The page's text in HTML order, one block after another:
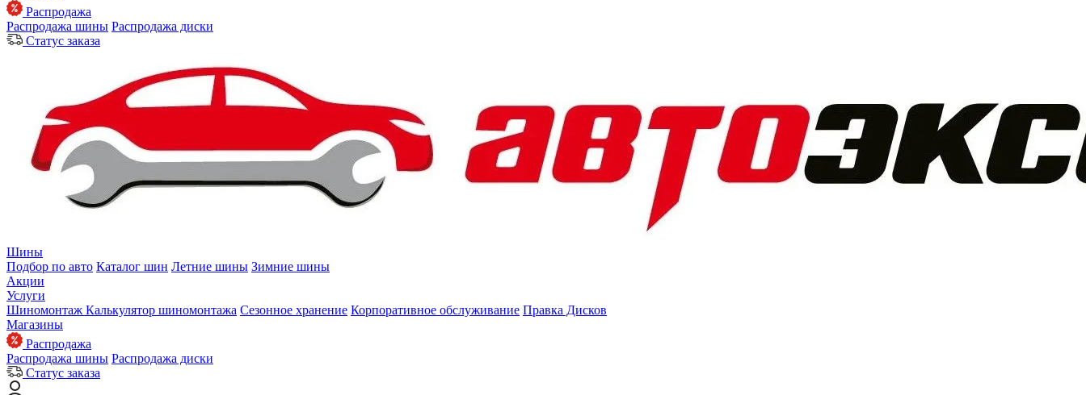
Распродажа
Распродажа шины Распродажа диски
Статус заказа
Шины
Подбор по авто Каталог шин Летние шины Зимние шины
Акции
Услуги
Шиномонтаж Калькулятор шиномонтажа Сезонное хранение Корпоративное обслуживание Правка Дисков
Магазины
Распродажа
Распродажа шины Распродажа диски
Статус заказа